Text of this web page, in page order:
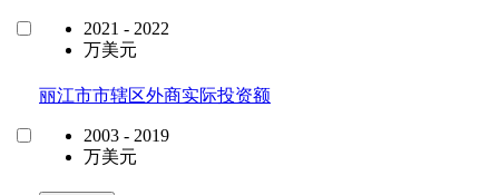
2021 - 2022
万美元
丽江市市辖区外商实际投资额
2003 - 2019
万美元